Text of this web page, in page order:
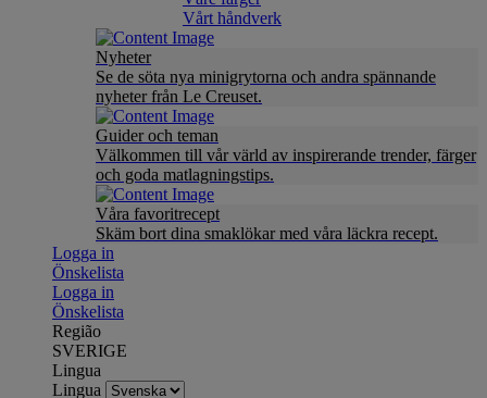
Vårt håndverk
Nyheter
Se de söta nya minigrytorna och andra spännande
nyheter från Le Creuset.
Guider och teman
Välkommen till vår värld av inspirerande trender, färger
och goda matlagningstips.
Våra favoritrecept
Skäm bort dina smaklökar med våra läckra recept.
Logga in
Önskelista
Logga in
Önskelista
Região
SVERIGE
Lingua
Lingua